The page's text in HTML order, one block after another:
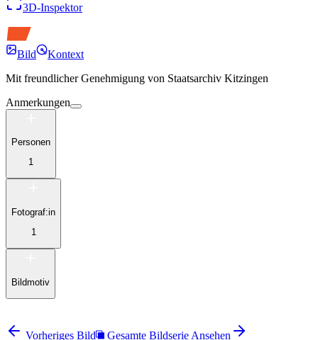
3D-Inspektor
Bild
Kontext
Mit freundlicher Genehmigung von Staatsarchiv Kitzingen
Anmerkungen
Personen
1
Fotograf:in
1
Bildmotiv
Vorheriges Bild
Gesamte Bildserie Ansehen